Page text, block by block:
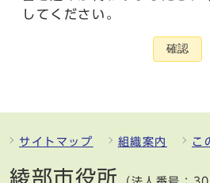
してください。
確認
サイトマップ 組織案内 こ
綾部市役所